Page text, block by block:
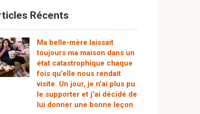
Récents
Ma belle-mère laissait
toujours ma maison dans un
état catastrophique chaque
fois qu’elle nous rendait
visite. Un jour, je n’ai plus pu
le supporter et j’ai décidé de
lui donner une bonne leçon